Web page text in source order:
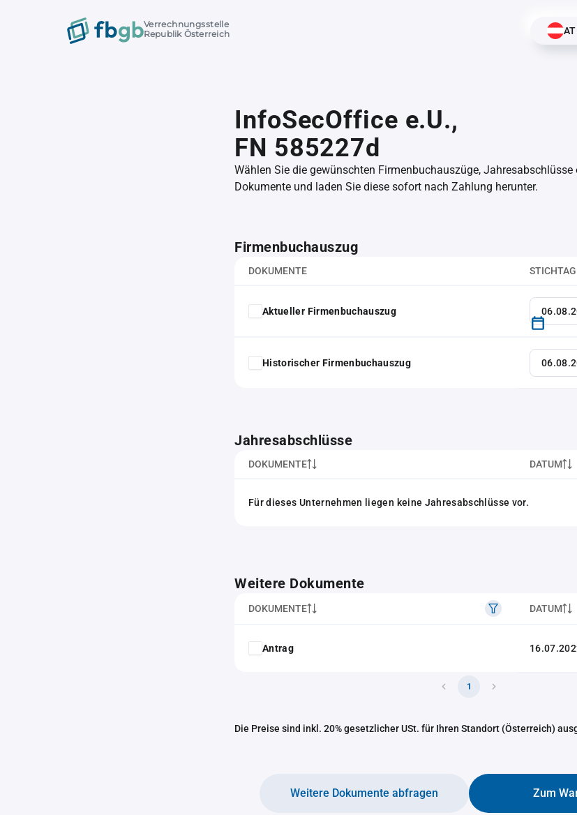
Verrechnungsstelle
Republik Österreich
AT
InfoSecOffice e.U.,
FN 585227d
Wählen Sie die gewünschten Firmenbuchauszüge, Jahresabschlüsse
Dokumente und laden Sie diese sofort nach Zahlung herunter.
Firmenbuchauszug
DOKUMENTE STICHTAG
Aktueller Firmenbuchauszug
Historischer Firmenbuchauszug
Jahresabschlüsse
DOKUMENTE DATUM
Für dieses Unternehmen liegen keine Jahresabschlüsse vor.
Weitere Dokumente
DOKUMENTE DATUM
Antrag
1
Die Preise sind inkl. 20% gesetzlicher USt. für Ihren Standort (Österreich)
Zum
Weitere Dokumente abfragen